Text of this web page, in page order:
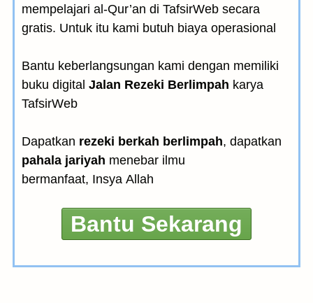
mempelajari al-Qur’an di TafsirWeb secara
gratis. Untuk itu kami butuh biaya operasional
Bantu keberlangsungan kami dengan memiliki
buku digital Jalan Rezeki Berlimpah karya
TafsirWeb
Dapatkan rezeki berkah berlimpah, dapatkan
pahala jariyah menebar ilmu
bermanfaat, Insya Allah
Bantu Sekarang